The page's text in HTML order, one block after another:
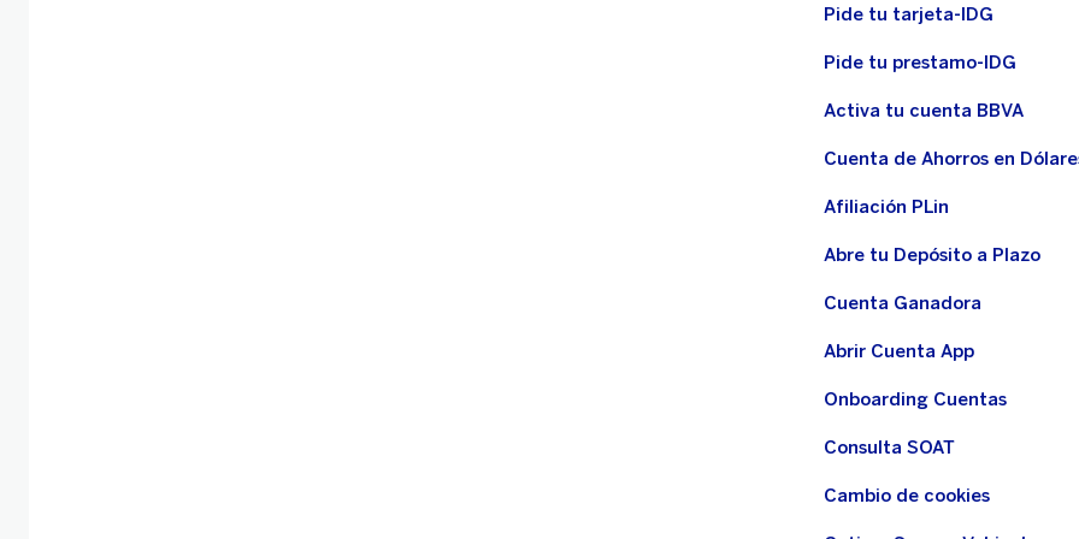
Pide tu tarjeta-IDG
Pide tu prestamo-IDG
Activa tu cuenta BBVA
Cuenta de Ahorros en
Afiliación PLin
Abre tu Depósito a Plazo
Cuenta Ganadora
Abrir Cuenta App
Onboarding Cuentas
Consulta SOAT
Cambio de cookies